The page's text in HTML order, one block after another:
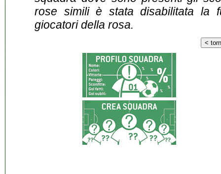
rose simili è stata disabilitata la
giocatori della rosa.